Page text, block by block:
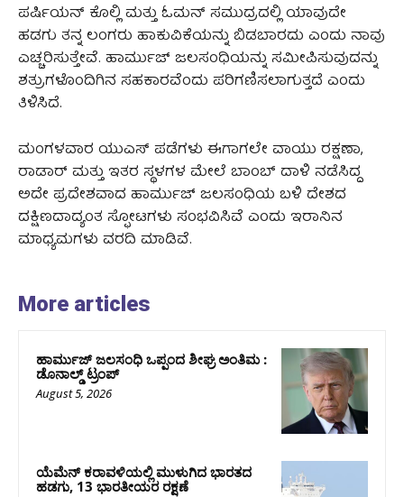
ಪರ್ಷಿಯನ್ ಕೊಲ್ಲಿ ಮತ್ತು ಓಮನ್ ಸಮುದ್ರದಲ್ಲಿ ಯಾವುದೇ
ಹಡಗು ತನ್ನ ಲಂಗರು ಹಾಕುವಿಕೆಯನ್ನು ಬಿಡಬಾರದು ಎಂದು ನಾವು
ಎಚ್ಚರಿಸುತ್ತೇವೆ. ಹಾರ್ಮುಜ್ ಜಲಸಂಧಿಯನ್ನು ಸಮೀಪಿಸುವುದನ್ನು
ಶತ್ರುಗಳೊಂದಿಗಿನ ಸಹಕಾರವೆಂದು ಪರಿಗಣಿಸಲಾಗುತ್ತದೆ ಎಂದು
ತಿಳಿಸಿದೆ.
ಮಂಗಳವಾರ ಯುಎಸ್ ಪಡೆಗಳು ಈಗಾಗಲೇ ವಾಯು ರಕ್ಷಣಾ,
ರಾಡಾರ್ ಮತ್ತು ಇತರ ಸ್ಥಳಗಳ ಮೇಲೆ ಬಾಂಬ್ ದಾಳಿ ನಡೆಸಿದ್ದ
ಅದೇ ಪ್ರದೇಶವಾದ ಹಾರ್ಮುಜ್ ಜಲಸಂಧಿಯ ಬಳಿ ದೇಶದ
ದಕ್ಷಿಣದಾದ್ಯಂತ ಸ್ಫೋಟಗಳು ಸಂಭವಿಸಿವೆ ಎಂದು ಇರಾನಿನ
ಮಾಧ್ಯಮಗಳು ವರದಿ ಮಾಡಿವೆ.
More articles
ಹಾರ್ಮುಜ್‌ ಜಲಸಂಧಿ ಒಪ್ಪಂದ ಶೀಘ್ರ ಅಂತಿಮ :
ಡೊನಾಲ್ಡ್‌ ಟ್ರಂಪ್‌
August 5, 2026
ಯೆಮೆನ್‌ ಕರಾವಳಿಯಲ್ಲಿ ಮುಳುಗಿದ ಭಾರತದ
ಹಡಗು, 13 ಭಾರತೀಯರ ರಕ್ಷಣೆ